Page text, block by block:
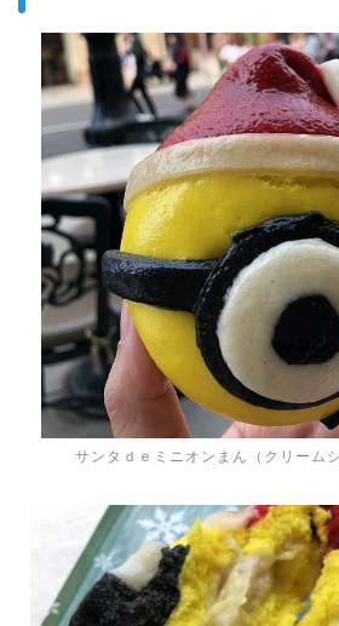
サンタｄｅミニオンまん（クリーム